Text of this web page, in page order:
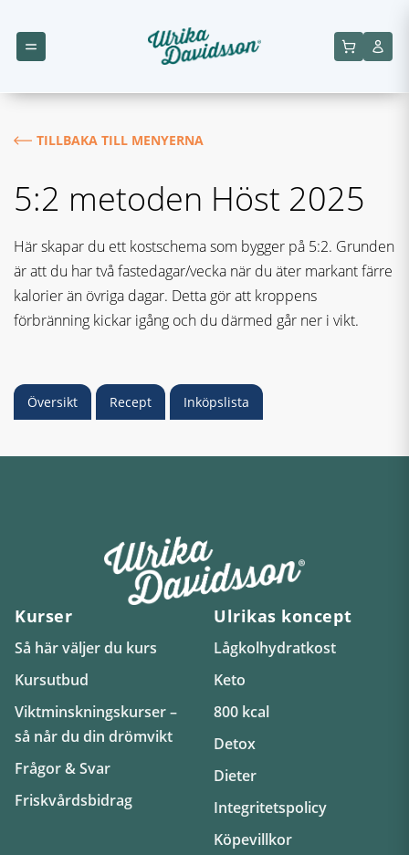
TILLBAKA TILL MENYERNA
5:2 metoden Höst 2025
Här skapar du ett kostschema som bygger på 5:2. Grunden
är att du har två fastedagar/vecka när du äter markant färre
kalorier än övriga dagar. Detta gör att kroppens
förbränning kickar igång och du därmed går ner i vikt.
Översikt Recept Inköpslista
Kurser
Så här väljer du kurs
Kursutbud
Viktminskningskurser –
så når du din drömvikt
Frågor & Svar
Friskvårdsbidrag
Ulrikas koncept
Lågkolhydratkost
Keto
800 kcal
Detox
Dieter
Integritetspolicy
Köpevillkor